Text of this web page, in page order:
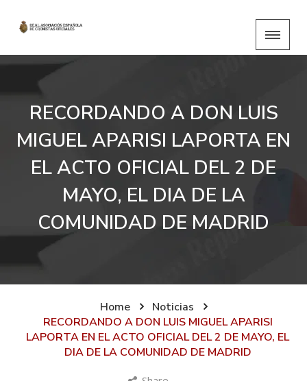
RECORDANDO A DON LUIS
MIGUEL APARISI LAPORTA EN
EL ACTO OFICIAL DEL 2 DE
MAYO, EL DIA DE LA
COMUNIDAD DE MADRID
Home
Noticias
RECORDANDO A DON LUIS MIGUEL APARISI
LAPORTA EN EL ACTO OFICIAL DEL 2 DE MAYO, EL
DIA DE LA COMUNIDAD DE MADRID